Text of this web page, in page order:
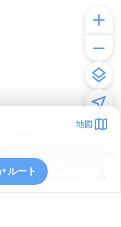
地図
ルート